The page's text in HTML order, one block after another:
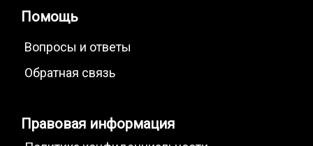
Помощь
Вопросы и ответы
Обратная связь
Правовая информация